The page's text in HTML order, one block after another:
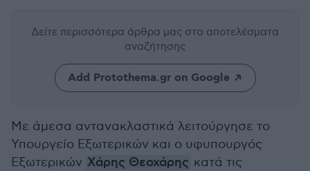
Δείτε περισσότερα άρθρα μας στα αποτελέσματα
αναζήτησης
Add Protothema.gr on Google
Με άμεσα αντανακλαστικά λειτούργησε το
Υπουργείο Εξωτερικών και ο υφυπουργός
Εξωτερικών Χάρης Θεοχάρης κατά τις